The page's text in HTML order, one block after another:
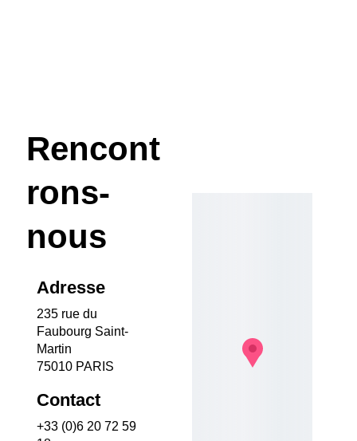
Rencont
rons-
nous
Adresse
235 rue du
Faubourg Saint-
Martin
75010 PARIS
Contact
+33 (0)6 20 72 59